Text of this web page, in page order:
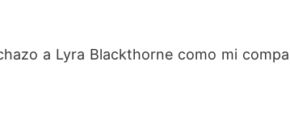
a Lyra Blackthorne como mi